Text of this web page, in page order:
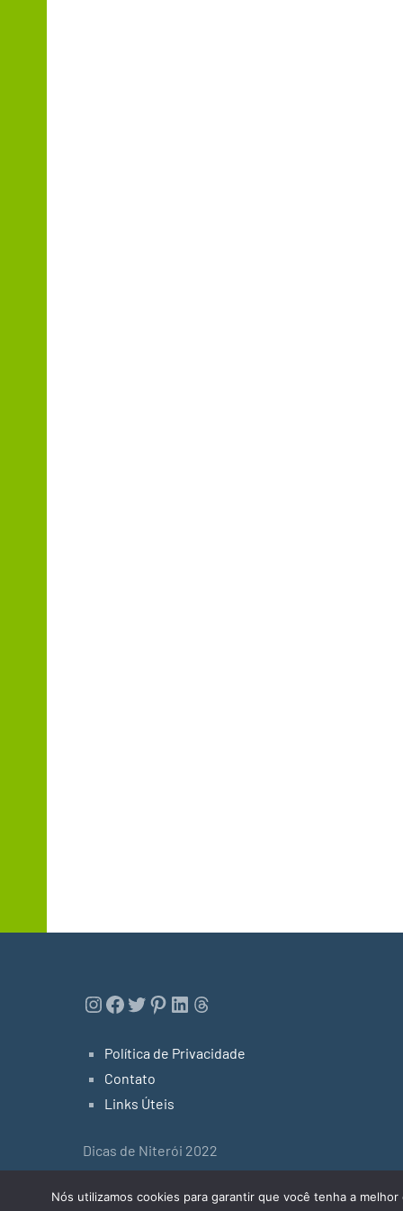
Instagram
Facebook
Twitter
Pinterest
LinkedIn
Threads
Política de Privacidade
Contato
Links Úteis
Dicas de Niterói 2022
Tema do WordPress: Occasio by ThemeZee.
Nós utilizamos cookies para garantir que você tenha a